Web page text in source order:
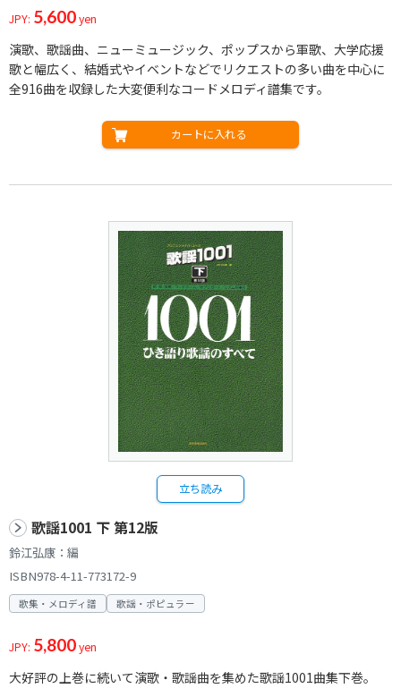
JPY: 5,600yen
演歌、歌謡曲、ニューミュージック、ポップスから軍歌、大学応援
歌と幅広く、結婚式やイベントなどでリクエストの多い曲を中心に
全916曲を収録した大変便利なコードメロディ譜集です。
カートに入れる
立ち読み
歌謡1001 下 第12版
鈴江弘康：編
ISBN978-4-11-773172-9
歌集・メロディ譜 歌謡・ポピュラー
JPY: 5,800yen
大好評の上巻に続いて演歌・歌謡曲を集めた歌謡1001曲集下巻。